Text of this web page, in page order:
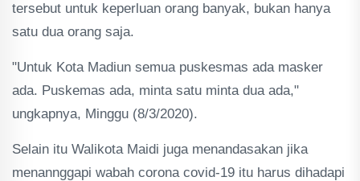
tersebut untuk keperluan orang banyak, bukan hanya
satu dua orang saja.
"Untuk Kota Madiun semua puskesmas ada masker
ada. Puskemas ada, minta satu minta dua ada,"
ungkapnya, Minggu (8/3/2020).
Selain itu Walikota Maidi juga menandasakan jika
menannggapi wabah corona covid-19 itu harus dihadapi